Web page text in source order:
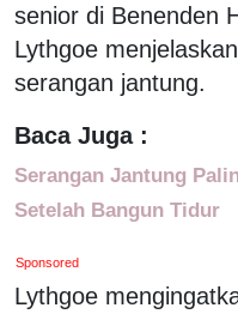
senior di Benenden
Lythgoe
serangan jantung.
Baca Juga :
Serangan Jantung
Setelah Bangun Tidur
Sponsored
Lythgoe